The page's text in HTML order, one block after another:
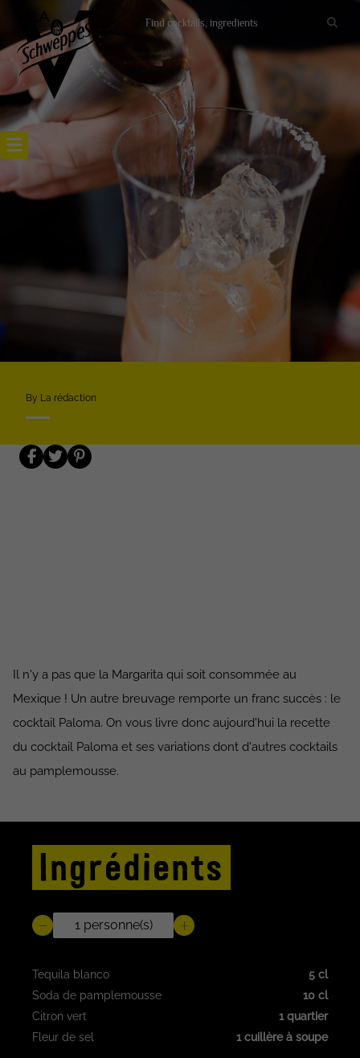
Recettes cocktails
Articles cocktails
By La rédaction
Il n'y a pas que la Margarita qui soit consommée au
Mexique ! Un autre breuvage remporte un franc succès : le
cocktail Paloma. On vous livre donc aujourd'hui la recette
du cocktail Paloma et ses variations dont d'autres cocktails
au pamplemousse.
Ingrédients
Tequila blanco
5 cl
Soda de pamplemousse
10 cl
Citron vert
1 quartier
Fleur de sel
1 cuillère à soupe